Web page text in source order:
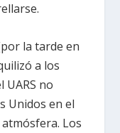
la tarde en
a los
no
Unidos en el
Los